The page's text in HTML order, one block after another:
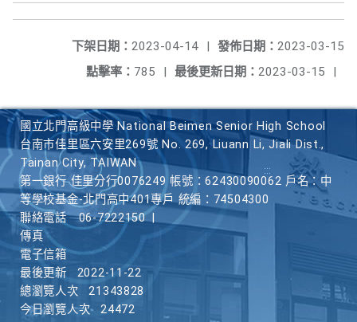
發佈日期： 2023-03-15
下架日期： 2023-04-14
|
最後更新日期： 2023-03-15 |
點擊率： 785 |
國立北門高級中學 National Beimen Senior High School
台南市佳里區六安里269號 No. 269, Liuann Li, Jiali Dist.,
Tainan City, TAIWAN
第一銀行 佳里分行0076249 帳號：62430090062 戶名：中
等學校基金-北門高中401專戶 統編：74504300
聯絡電話
06-7222150
傳真
電子信箱
最後更新
2022-11-22
總瀏覽人次
21343828
今日瀏覽人次
24472